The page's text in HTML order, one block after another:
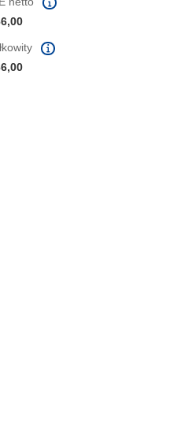
się w nowym oknie)